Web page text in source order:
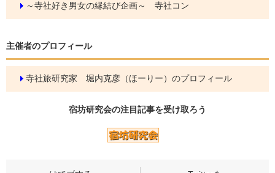
～寺社好き男女の縁結び企画～ 寺社コン
主催者のプロフィール
寺社旅研究家 堀内克彦（ほーりー）のプロフィール
宿坊研究会の注目記事を受け取ろう